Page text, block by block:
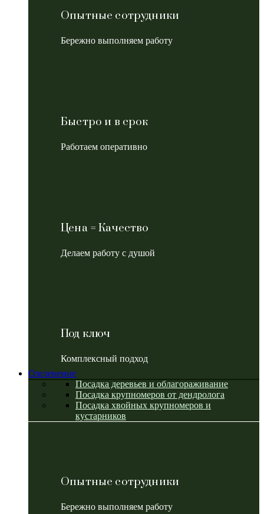
Опытные сотрудники
Бережно выполняем работу
Быстро и в срок
Работаем оперативно
Цена = Качество
Делаем работу с душой
Под ключ
Комплексный подход
Озеленение
Посадка деревьев и облагораживание
Посадка крупномеров от дендролога
Посадка хвойных крупномеров и
кустарников
Опытные сотрудники
Бережно выполняем работу